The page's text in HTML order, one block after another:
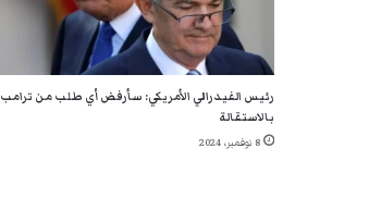
رئيس الفيدرالي الأمريكي: سأرفض أي طلب من ترامب
بالاستقالة
8 نوفمبر، 2024